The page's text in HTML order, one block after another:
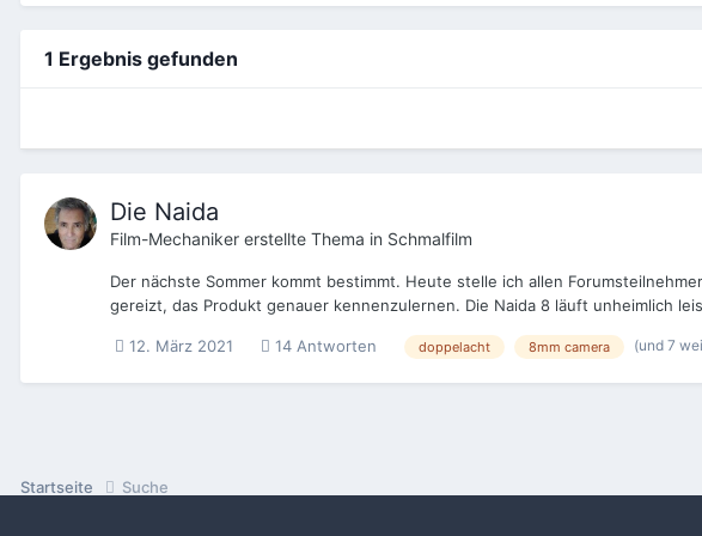
1 Ergebnis gefunden
Die Naida
Film-Mechaniker erstellte Thema in Schmalfilm
Der nächste Sommer kommt bestimmt. Heute stelle ich allen
gereizt, das Produkt genauer kennenzulernen. Die Naida 8 läuft unheimlich
12. März 2021 14 Antworten doppelacht 8mm camera (und 7
Startseite Suche